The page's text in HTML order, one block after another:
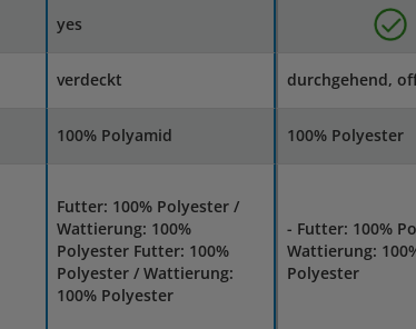
yes
verdeckt durchgehend,
100% Polyamid 100% Polyester
Futter: 100% Polyester /
Wattierung: 100%
Polyester Futter: 100%
Polyester / Wattierung:
100% Polyester
- Futter: 100%
Wattierung:
Polyester